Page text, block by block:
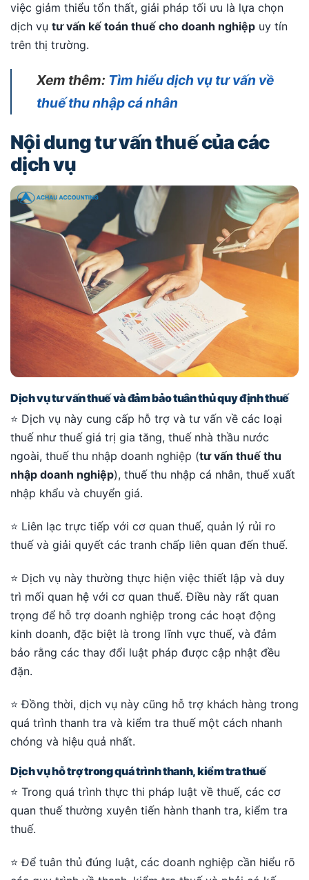
việc giảm thiểu tổn thất, giải pháp tối ưu là lựa chọn
dịch vụ tư vấn kế toán thuế cho doanh nghiệp uy tín
trên thị trường.
Xem thêm: Tìm hiểu dịch vụ tư vấn về
thuế thu nhập cá nhân
Nội dung tư vấn thuế của các
dịch vụ
Dịch vụ tư vấn thuế và đảm bảo tuân thủ quy định thuế
⭐ Dịch vụ này cung cấp hỗ trợ và tư vấn về các loại
thuế như thuế giá trị gia tăng, thuế nhà thầu nước
ngoài, thuế thu nhập doanh nghiệp (tư vấn thuế thu
nhập doanh nghiệp), thuế thu nhập cá nhân, thuế xuất
nhập khẩu và chuyển giá.
⭐ Liên lạc trực tiếp với cơ quan thuế, quản lý rủi ro
thuế và giải quyết các tranh chấp liên quan đến thuế.
⭐ Dịch vụ này thường thực hiện việc thiết lập và duy
trì mối quan hệ với cơ quan thuế. Điều này rất quan
trọng để hỗ trợ doanh nghiệp trong các hoạt động
kinh doanh, đặc biệt là trong lĩnh vực thuế, và đảm
bảo rằng các thay đổi luật pháp được cập nhật đều
đặn.
⭐ Đồng thời, dịch vụ này cũng hỗ trợ khách hàng trong
quá trình thanh tra và kiểm tra thuế một cách nhanh
chóng và hiệu quả nhất.
Dịch vụ hỗ trợ trong quá trình thanh, kiểm tra thuế
⭐ Trong quá trình thực thi pháp luật về thuế, các cơ
quan thuế thường xuyên tiến hành thanh tra, kiểm tra
thuế.
⭐ Để tuân thủ đúng luật, các doanh nghiệp cần hiểu rõ